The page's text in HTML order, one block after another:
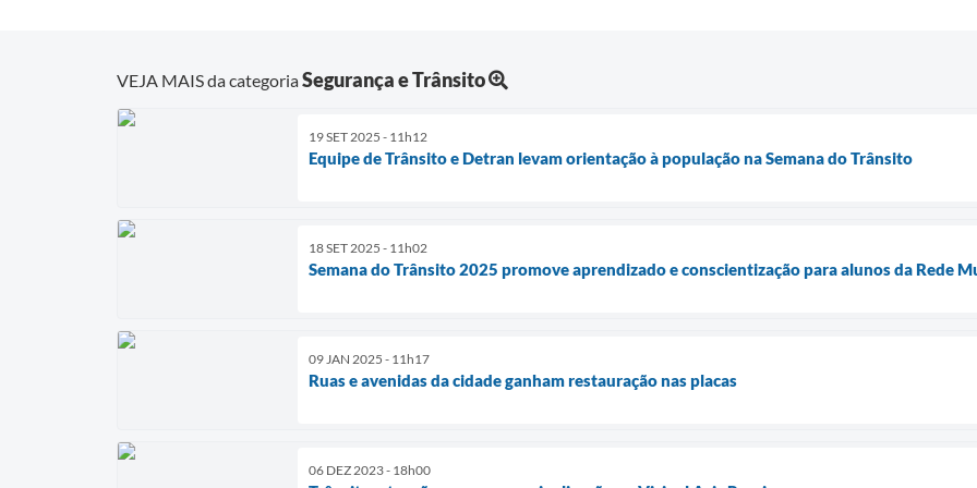
VEJA MAIS da categoriaSegurança e Trânsito
19 SET 2025 - 11h12
Equipe de Trânsito e Detran levam orientação à população na Semana do Trânsito
18 SET 2025 - 11h02
Semana do Trânsito 2025 promove aprendizado e conscientização para alunos da Rede
09 JAN 2025 - 11h17
Ruas e avenidas da cidade ganham restauração nas placas
06 DEZ 2023 - 18h00